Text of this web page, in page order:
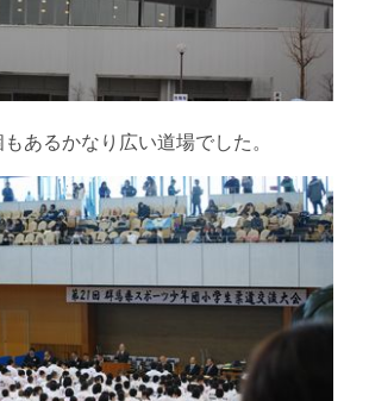
あるかなり広い道場でした。